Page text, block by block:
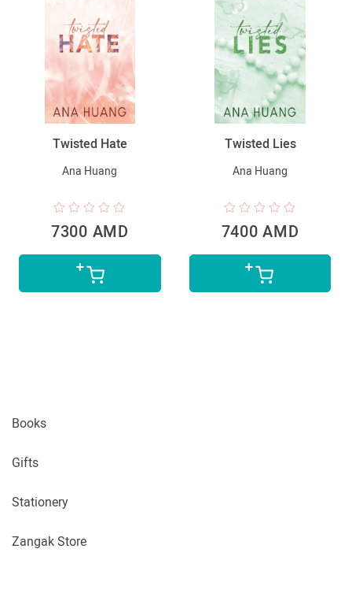
Twisted Hate
Ana Huang
7300 AMD
Twisted Lies
Ana Huang
7400 AMD
Books
Gifts
Stationery
Zangak Store